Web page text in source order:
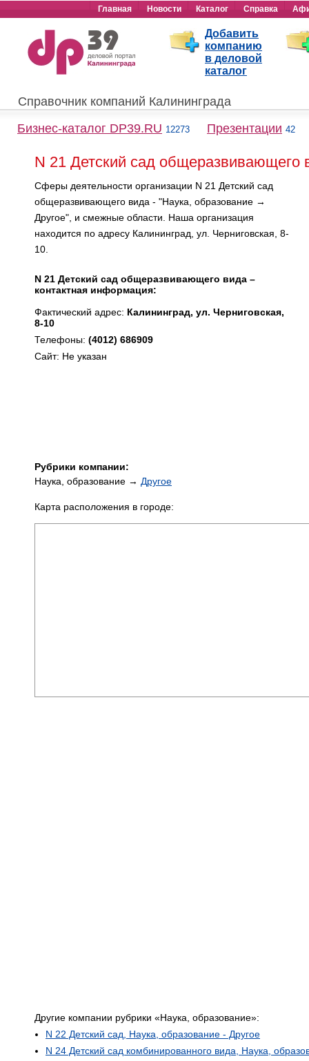
Главная Новости Каталог Справка
Добавить
компанию
в деловой
каталог
Справочник компаний Калининграда
Бизнес-каталог DP39.RU 12273 Презентации 42
N 21 Детский сад общеразвивающего
Сферы деятельности организации N 21 Детский сад
общеразвивающего вида - "Наука, образование →
Другое", и смежные области. Наша организация
находится по адресу Калининград, ул. Черниговская, 8-
10.
N 21 Детский сад общеразвивающего вида –
контактная информация:
Фактический адрес: Калининград, ул. Черниговская,
8-10
Телефоны: (4012) 686909
Сайт: Не указан
Рубрики компании:
Наука, образование → Другое
Карта расположения в городе:
Другие компании рубрики «Наука, образование»:
N 22 Детский сад, Наука, образование - Другое
N 24 Детский сад комбинированного вида, Наука,